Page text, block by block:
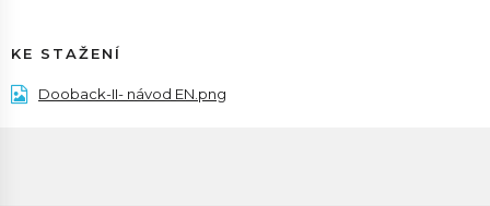
KE STAŽENÍ
Dooback-II- návod EN.png